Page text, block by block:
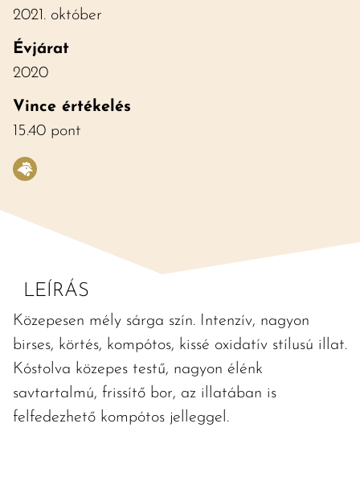
2021. október
Évjárat
2020
Vince értékelés
15.40 pont
LEÍRÁS
Közepesen mély sárga szín. Intenzív, nagyon
birses, körtés, kompótos, kissé oxidatív stílusú illat.
Kóstolva közepes testű, nagyon élénk
savtartalmú, frissítő bor, az illatában is
felfedezhető kompótos jelleggel.